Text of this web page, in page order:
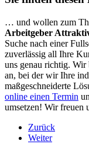
… und wollen zum
Arbeitgeber
Suche nach einer
zuverlässig all Ihre
uns genau richtig.
an, bei der wir Ihre
maßgeschneiderte
online einen Termin
umsetzen! Wir freuen
Zurück
Weiter